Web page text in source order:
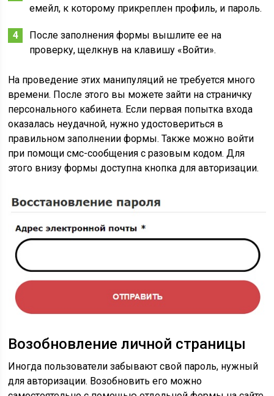
емейл, к которому прикреплен профиль, и пароль.
После заполнения формы вышлите ее на
проверку, щелкнув на клавишу «Войти».
На проведение этих манипуляций не требуется много
времени. После этого вы можете зайти на страничку
персонального кабинета. Если первая попытка входа
оказалась неудачной, нужно удостовериться в
правильном заполнении формы. Также можно войти
при помощи смс-сообщения с разовым кодом. Для
этого внизу формы доступна кнопка для авторизации.
Возобновление личной страницы
Иногда пользователи забывают свой пароль, нужный
для авторизации. Возобновить его можно